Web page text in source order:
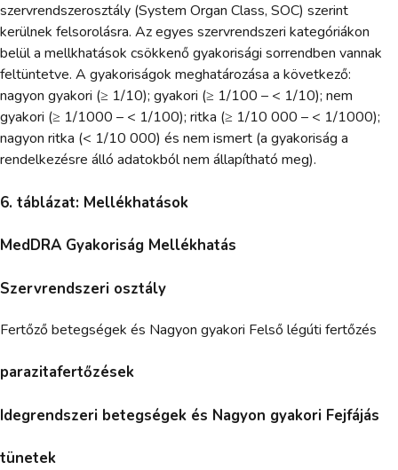
szervrendszerosztály (System Organ Class, SOC) szerint
kerülnek felsorolásra. Az egyes szervrendszeri kategóriákon
belül a mellkhatások csökkenő gyakorisági sorrendben vannak
feltüntetve. A gyakoriságok meghatározása a következő:
nagyon gyakori (≥ 1/10); gyakori (≥ 1/100 – < 1/10); nem
gyakori (≥ 1/1000 – < 1/100); ritka (≥ 1/10 000 – < 1/1000);
nagyon ritka (< 1/10 000) és nem ismert (a gyakoriság a
rendelkezésre álló adatokból nem állapítható meg).
6. táblázat: Mellékhatások
MedDRA Gyakoriság Mellékhatás
Szervrendszeri osztály
Fertőző betegségek és Nagyon gyakori Felső légúti fertőzés
parazitafertőzések
Idegrendszeri betegségek és Nagyon gyakori Fejfájás
tünetek